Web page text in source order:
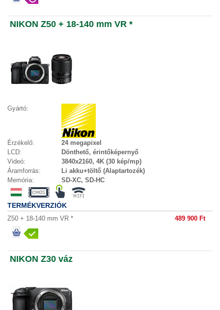
NIKON Z50 + 18-140 mm VR *
Gyártó:
Érzékelő:
24 megapixel
LCD:
Dönthető, érintőképernyő
Videó:
3840x2160, 4K (30 kép/mp)
Áramforrás:
Li akku+töltő (Alaptartozék)
Memória:
SD-XC, SD-HC
TERMÉKVERZIÓK
Z50 + 18-140 mm VR * 489 900 Ft
NIKON Z30 váz